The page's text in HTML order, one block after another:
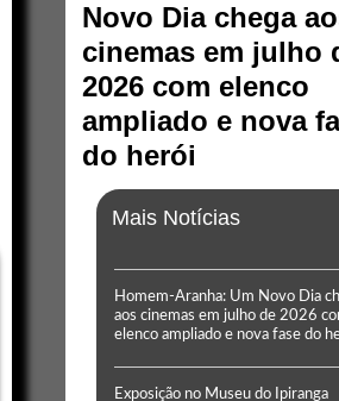
Novo Dia chega
cinemas em julho
2026 com elenco
ampliado e nova
do herói
Mais Notícias
Homem-Aranha: Um Novo Dia
aos cinemas em julho de 2026
elenco ampliado e nova fase do
Exposição no Museu do Ipiranga